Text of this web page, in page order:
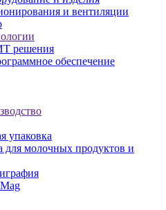
и вентиляции
решения
обеспечение
упаковка
для молочных продуктов и